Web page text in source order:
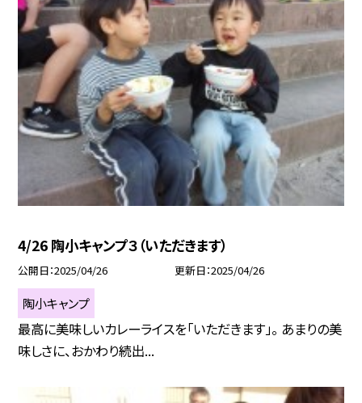
4/26 陶小キャンプ３（いただきます）
公開日 2025/04/26 更新日 2025/04/26
陶小キャンプ
最高に美味しいカレーライスを「いただきます」。 あまりの美
味しさに、おかわり続出...